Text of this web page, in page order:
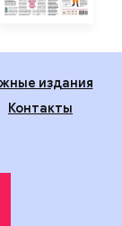
издания
Контакты